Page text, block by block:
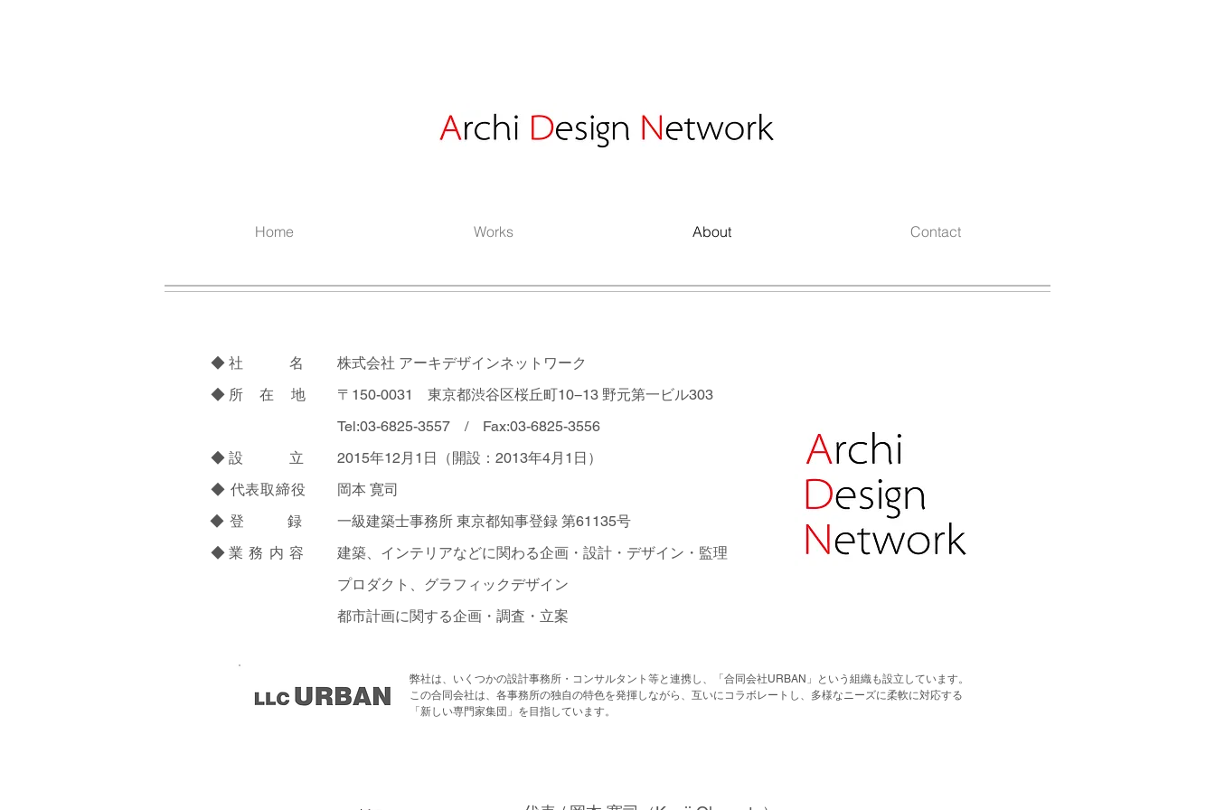
Home Works About Contact
◆ 社 名
◆ 所 在 地
株式会社 アーキデザインネットワーク
〒150-0031 東京都渋谷区桜丘町10−13 野元第一ビル303
Tel:03-6825-3557 / Fax:03-6825-3556
◆ 設 立
◆ 代表取締役
◆ 登 録
◆ 業務内容
2015年12月1日（開設：2013年4月1日）
岡本 寛司
一級建築士事務所 東京都知事登録 第61135号
建築、インテリアなどに関わる企画・設計・デザイン・監理
プロダクト、グラフィックデザイン
都市計画に関する企画・調査・立案
弊社は、いくつかの設計事務所・コンサルタント等と連携し、「合同会社URBAN」という組織も設立しています。
この合同会社は、各事務所の独自の特色を発揮しながら、互いにコラボレートし、多様なニーズに柔軟に対応する
「新しい専門家集団」を目指しています。